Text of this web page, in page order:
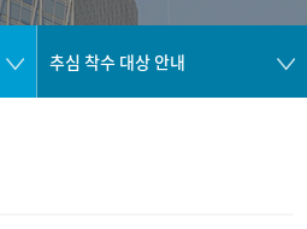
추심 착수 대상 안내